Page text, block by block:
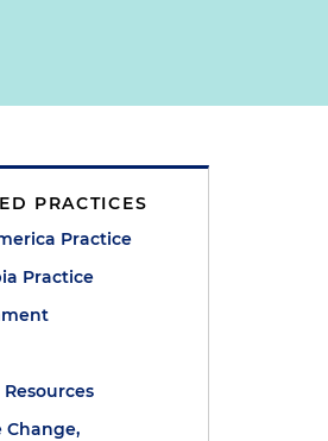
PRACTICES
Practice
Practice
Change,